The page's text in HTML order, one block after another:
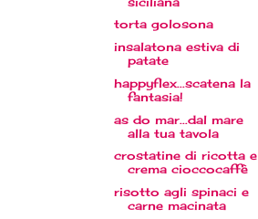
torta golosona
insalatona estiva di
patate
happyflex...scatena la
fantasia!
as do mar...dal mare
alla tua tavola
crostatine di ricotta e
crema cioccocaffè
risotto agli spinaci e
carne macinata